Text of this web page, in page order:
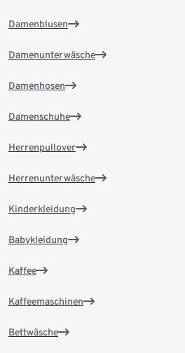
Damenblusen
Damenunterwäsche
Damenhosen
Damenschuhe
Herrenpullover
Herrenunterwäsche
Kinderkleidung
Babykleidung
Kaffee
Kaffeemaschinen
Bettwäsche